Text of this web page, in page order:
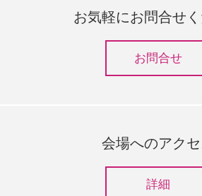
お気軽にお問合せ
お問合せ
会場へのアク
詳細